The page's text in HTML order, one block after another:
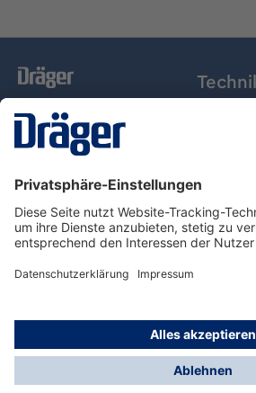
Dräger Austria GmbH
Über Dräger
Informationen
© Dräger Austria GmbH, 2024
* Alle Preise exkl. gesetzl.
Versandkosten und ggf.